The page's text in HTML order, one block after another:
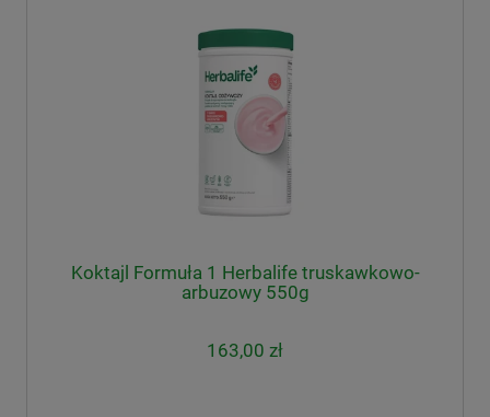
Koktajl Formuła 1 Herbalife truskawkowo-
arbuzowy 550g
163,00 zł